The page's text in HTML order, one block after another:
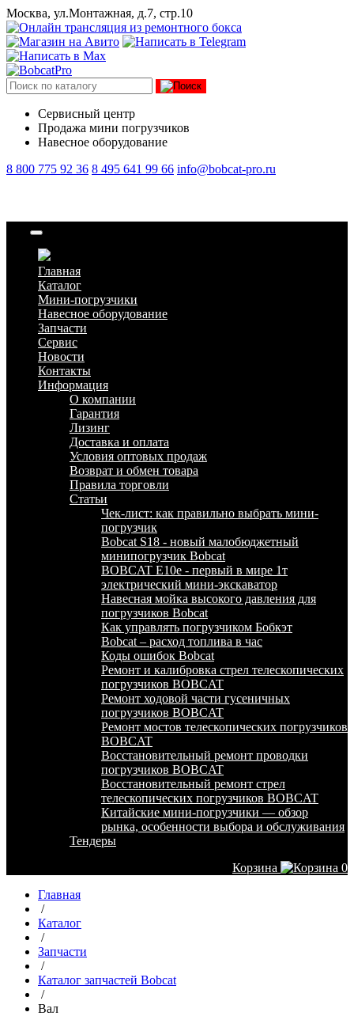
Москва, ул.Монтажная, д.7, стр.10
Сервисный центр
Продажа мини погрузчиков
Навесное оборудование
8 800 775 92 36 8 495 641 99 66 info@bobcat-pro.ru
Главная
Каталог
Мини-погрузчики
Навесное оборудование
Запчасти
Сервис
Новости
Контакты
Информация
О компании
Гарантия
Лизинг
Доставка и оплата
Условия оптовых продаж
Возврат и обмен товара
Правила торговли
Статьи
Чек-лист: как правильно выбрать мини-
погрузчик
Bobcat S18 - новый малобюджетный
минипогрузчик Bobcat
BOBCAT E10e - первый в мире 1т
электрический мини-экскаватор
Навесная мойка высокого давления для
погрузчиков Bobcat
Как управлять погрузчиком Бобкэт
Bobcat – расход топлива в час
Коды ошибок Bobcat
Ремонт и калибровка стрел телескопических
погрузчиков BOBCAT
Ремонт ходовой части гусеничных
погрузчиков BOBCAT
Ремонт мостов телескопических погрузчиков
BOBCAT
Восстановительный ремонт проводки
погрузчиков BOBCAT
Восстановительный ремонт стрел
телескопических погрузчиков BOBCAT
Китайские мини-погрузчики — обзор
рынка, особенности выбора и обслуживания
Тендеры
Корзина
0
Главная
/
Каталог
/
Запчасти
/
Каталог запчастей Bobcat
/
Вал